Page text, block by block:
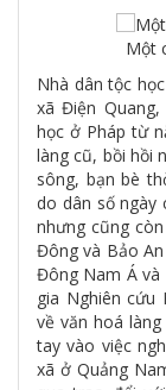
Một
Nhà dân tộc
xã Điện
học ở Pháp từ
làng cũ, bồi hồi
sông, bạn bè
do dân số ngày
nhưng cũng
Đông và Bảo
Đông Nam Á và
gia Nghiên cứu
về văn hoá
tay vào việc
xã ở Quảng